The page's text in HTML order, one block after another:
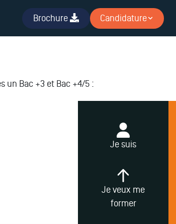
un Bac +3 et Bac +4/5 :
Je suis
Je veux me
former
Brochure Candidature